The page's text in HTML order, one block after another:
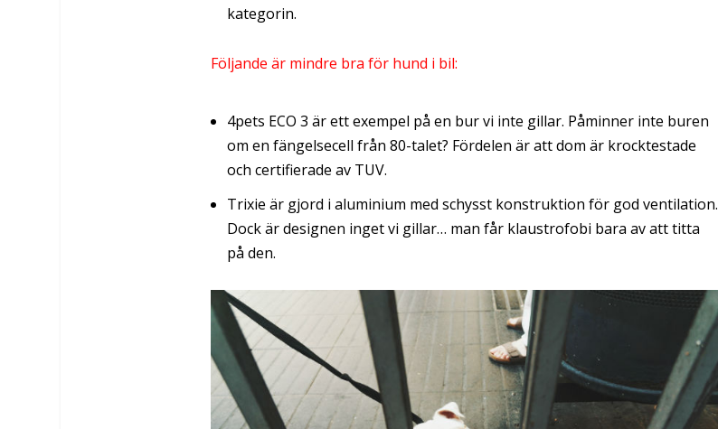
kategorin.
Följande är mindre bra för hund i bil:
4pets ECO 3 är ett exempel på en bur vi inte gillar. Påminner inte buren
om en fängelsecell från 80-talet? Fördelen är att dom är krocktestade
och certifierade av TUV.
Trixie är gjord i aluminium med schysst konstruktion för god ventilation.
Dock är designen inget vi gillar… man får klaustrofobi bara av att titta
på den.